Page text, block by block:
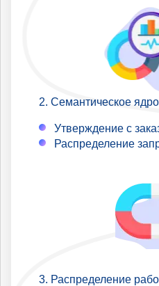
Семантическое ядро
Утверждение с
Распределение
Распределение